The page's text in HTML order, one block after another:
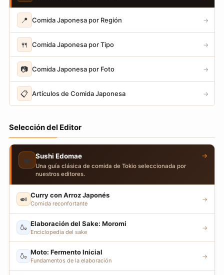
📍 Comida Japonesa por Región →
🍴 Comida Japonesa por Tipo →
📷 Comida Japonesa por Foto →
📋 Artículos de Comida Japonesa →
Selección del Editor
🍣 Sushi Edomae
Una guía clásica de comida de Tokio seleccionada por
nuestros editores.
→
🍛 Curry con Arroz Japonés
Comida reconfortante
→
🍶 Elaboración del Sake: Moromi
Enciclopedia del sake
→
🍶 Moto: Fermento Inicial
Fundamentos de la elaboración
→